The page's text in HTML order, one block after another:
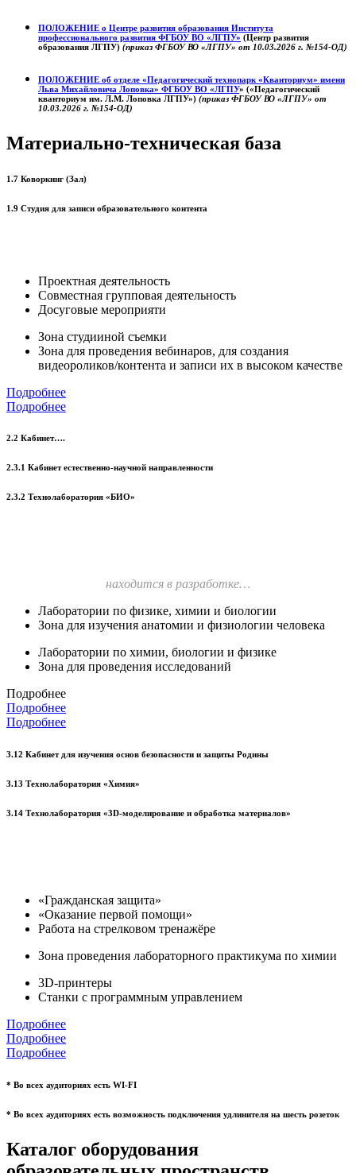
ПОЛОЖЕНИЕ о Центре развития образования Института
профессионального развития ФГБОУ ВО «ЛГПУ» (Центр развития
образования ЛГПУ) (приказ ФГБОУ ВО «ЛГПУ» от 10.03.2026 г. №154-ОД)
ПОЛОЖЕНИЕ об отделе «Педагогический технопарк «Кванториум» имени
Льва Михайловича Лоповка» ФГБОУ ВО «ЛГПУ» («Педагогический
кванториум им. Л.М. Лоповка ЛГПУ») (приказ ФГБОУ ВО «ЛГПУ» от
10.03.2026 г. №154-ОД)
Материально-техническая база
1.7 Коворкинг (Зал)
1.9 Студия для записи образовательного контента
Проектная деятельность
Совместная групповая деятельность
Досуговые мероприяти
Зона студииной съемки
Зона для проведения вебинаров, для создания
видеороликов/контента и записи их в высоком качестве
Подробнее
Подробнее
2.2 Кабинет….
2.3.1 Кабинет естественно-научной направленности
2.3.2 Технолаборатория «БИО»
находится в разработке…
Лаборатории по физике, химии и биологии
Зона для изучения анатомии и физиологии человека
Лаборатории по химии, биологии и физике
Зона для проведения исследований
Подробнее
Подробнее
Подробнее
3.12 Кабинет для изучения основ безопасности и защиты Родины
3.13 Технолаборатория «Химия»
3.14 Технолаборатория «3D-моделирование и обработка материалов»
«Гражданская защита»
«Оказание первой помощи»
Работа на стрелковом тренажёре
Зона проведения лабораторного практикума по химии
3D-принтеры
Станки с программным управлением
Подробнее
Подробнее
Подробнее
* Во всех аудиториях есть WI-FI
* Во всех аудиториях есть возможность подключения удлинителя на шесть розеток
Каталог оборудования